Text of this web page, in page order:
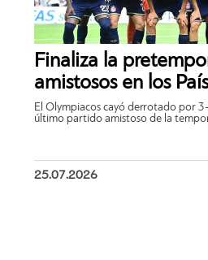
Finaliza la
amistosos en los
El Olympiacos cayó derrotado por
último partido amistoso de la
25.07.2026